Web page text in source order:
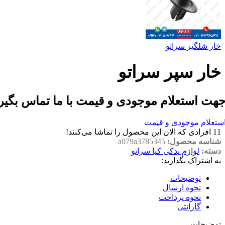
خار شلگیر سراتو
خار سپر سراتو
استعلام موجودی و قیمت با ما تماس
موجودی و قیمت
11 افرادی که الان این محصول را تماشا می‌کنند!
شناسه محصول: a079a3785345
دسته: لوازم یدکی کیا سراتو
به اشتراک بگذارید:
توضیحات
نحوه ارسال
نحوه پرداخت
گارانتی